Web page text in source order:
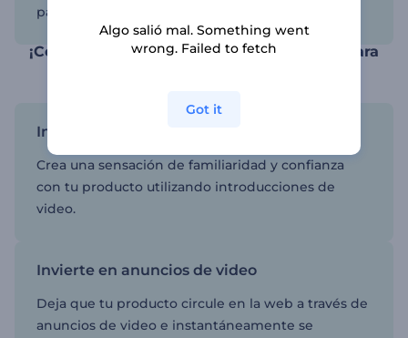
para ti!
¡Comparte para impresionar, impresiona para
Incentiva la demanda de tu producto
Crea una sensación de familiaridad y confianza
con tu producto utilizando introducciones de
video.
Invierte en anuncios de video
Deja que tu producto circule en la web a través de
anuncios de video e instantáneamente se
Algo salió mal. Something went
wrong. Failed to fetch
Got it